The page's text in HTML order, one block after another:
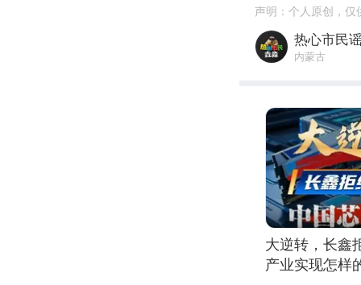
声明：个人原创，仅
热心市民
内蒙古
大逆转，长鑫
产业实现怎样